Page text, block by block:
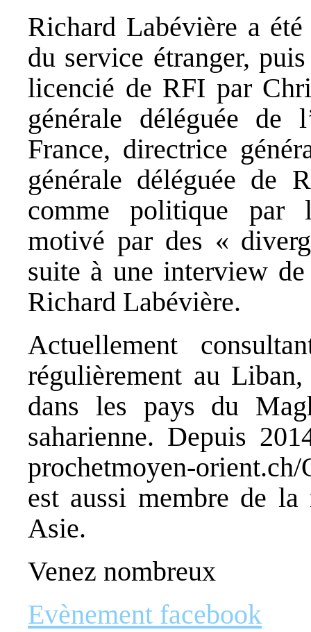
Richard Labévière a
du service étranger,
licencié de RFI par
générale déléguée de
France, directrice
générale déléguée de
comme politique par
motivé par des «
suite à une interview
Richard Labévière.
Actuellement
régulièrement au
dans les pays du
saharienne. Depuis
prochetmoyen-
est aussi membre de
Asie.
Venez nombreux
Evènement facebook